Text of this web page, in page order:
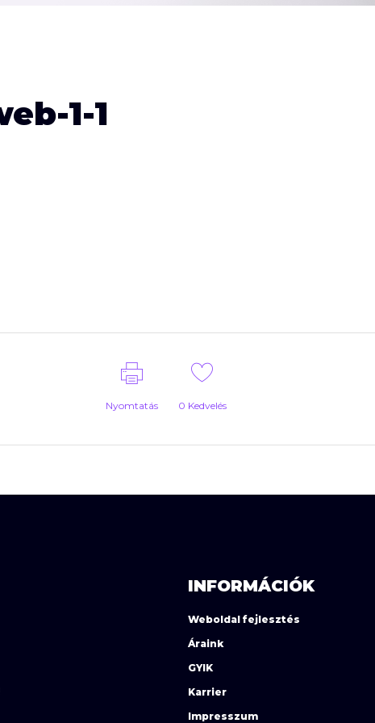
1-1
Nyomtatás 0 Kedvelés
INFORMÁCIÓK
Weboldal fejlesztés
Áraink
GYIK
Karrier
Impresszum